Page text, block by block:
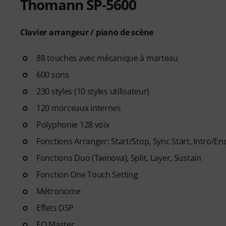
- un parcours d'apprentissage
- des cours dispensés par
- un outil de suivi de pratique
- un accès illimité
Une fois votre commande
Thomann SP-5600
Clavier arrangeur / piano de scène
88 touches avec mécanique à marteau
600 sons
230 styles (10 styles utilisateur)
120 morceaux internes
Polyphonie 128 voix
Fonctions Arranger: Start/Stop, Sync Start, Intro/
Fonctions Duo (Twinova), Split, Layer, Sustain
Fonction One Touch Setting
Métronome
Effets DSP